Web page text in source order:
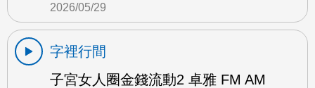
2026/05/29
字裡行間
子宮女人圈金錢流動2 卓雅 FM AM